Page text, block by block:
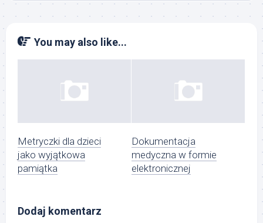
You may also like...
Metryczki dla dzieci
jako wyjątkowa
pamiątka
Dokumentacja
medyczna w formie
elektronicznej
Dodaj komentarz